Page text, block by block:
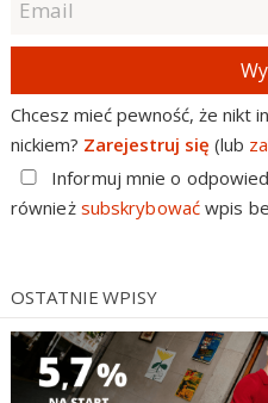
Chcesz mieć pewność, że nikt
nickiem? Zarejestruj się (lub
Informuj mnie o
również subskrybowaćwpis
OSTATNIE WPISY